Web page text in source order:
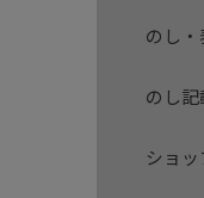
のし・
のし記
ショ